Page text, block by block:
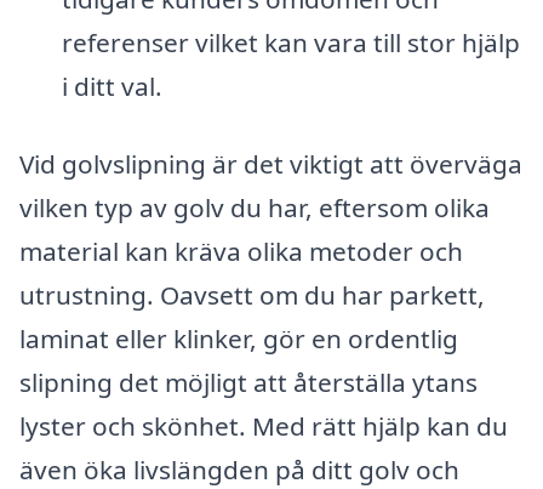
referenser vilket kan vara till stor hjälp
i ditt val.
Vid golvslipning är det viktigt att överväga
vilken typ av golv du har, eftersom olika
material kan kräva olika metoder och
utrustning. Oavsett om du har parkett,
laminat eller klinker, gör en ordentlig
slipning det möjligt att återställa ytans
lyster och skönhet. Med rätt hjälp kan du
även öka livslängden på ditt golv och